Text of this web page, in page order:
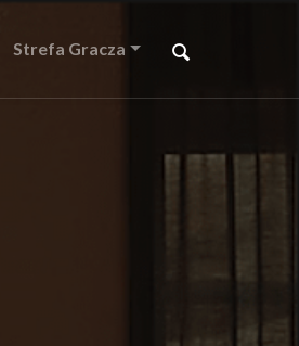
Strefa Gracza